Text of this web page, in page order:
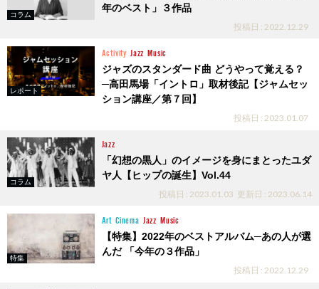
コラム
年のベスト」３作品
投稿日 : 2022.12.29
レポート
Activity Jazz Music
ジャズのスタンダード曲 どうやって覚える？
─高田馬場「イントロ」取材後記【ジャムセッ
ション講座／第７回】
投稿日 : 2023.01.07
コラム
Jazz
「幻想の黒人」のイメージを身にまとったユダ
ヤ人【ヒップの誕生】Vol.44
投稿日 : 2023.01.03 更新日 : 2023.06.14
特集
Art Cinema Jazz Music
【特集】2022年のベストアルバム─あの人が選
んだ 「今年の３作品」
投稿日 : 2022.12.29